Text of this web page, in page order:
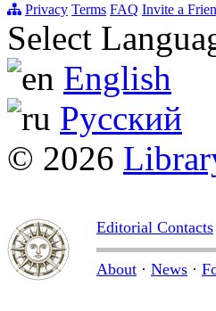
Privacy Terms FAQ Invite a
Select
English
Русский
© 2026
Editorial Contacts
About · News ·